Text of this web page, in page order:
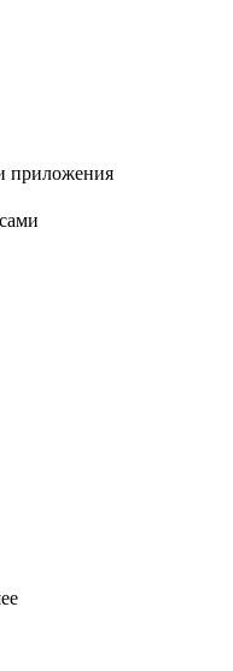
приложения